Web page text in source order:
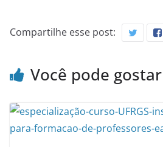
Compartilhe esse post:
Você pode